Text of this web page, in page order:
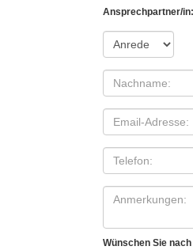
Ansprechpartner/in:
Wünschen Sie